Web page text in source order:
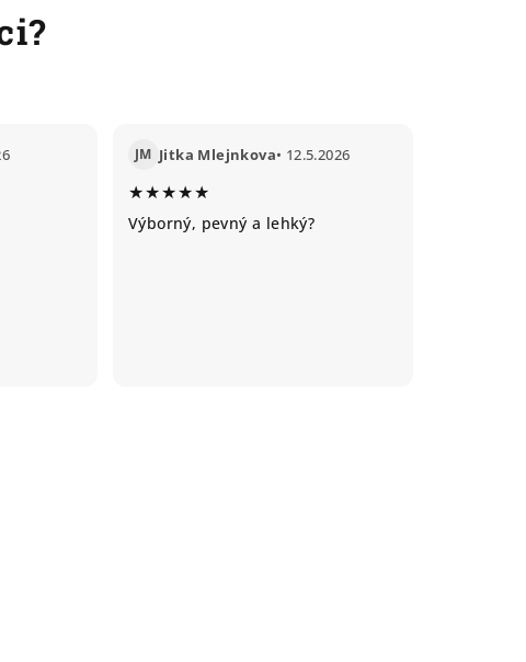
JM Jitka Mlejnkova• 12.5.2026
★★★★★
Výborný, pevný a lehký?